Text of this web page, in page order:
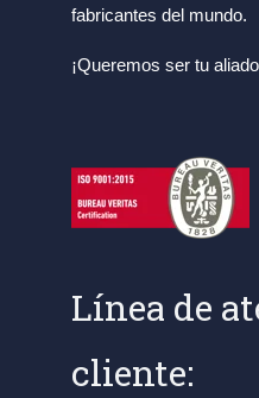
fabricantes del mundo.
¡Queremos ser tu
Línea de
cliente: